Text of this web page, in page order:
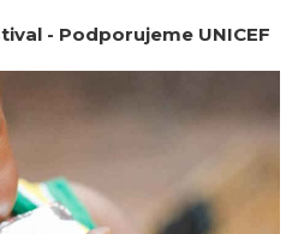
- Podporujeme UNICEF